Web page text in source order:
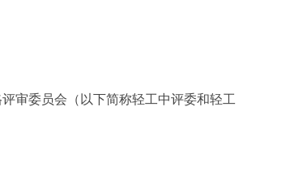
审委员会（以下简称轻工中评委和轻工